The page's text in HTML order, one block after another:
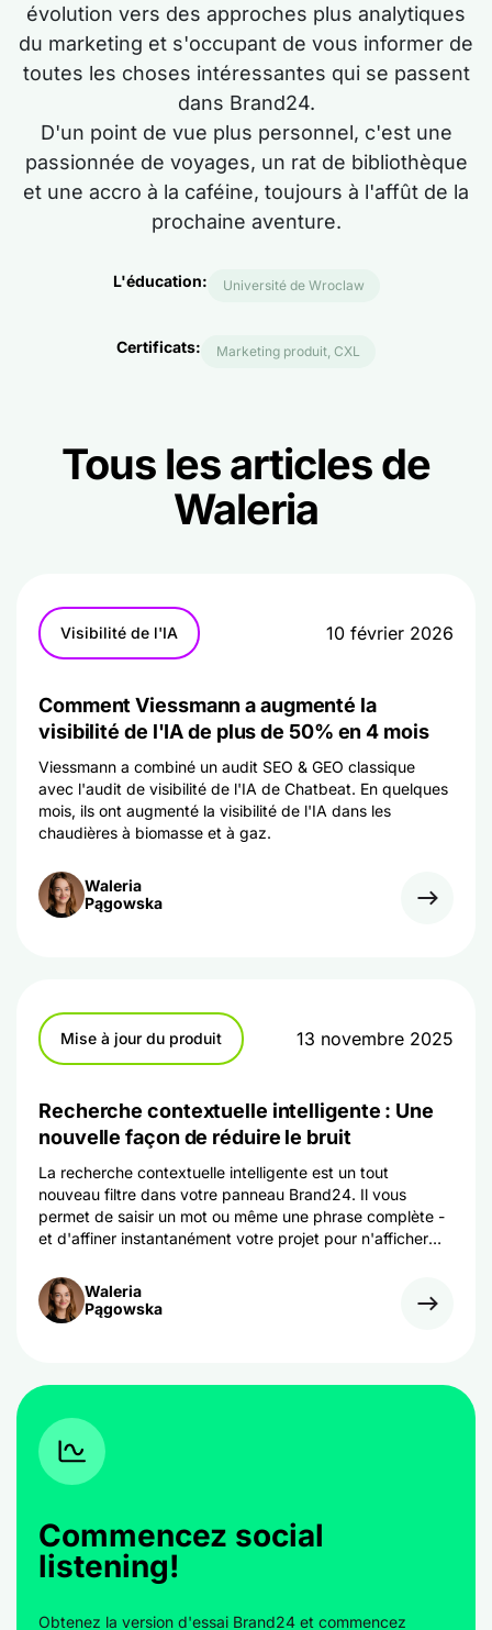
évolution vers des approches plus analytiques
du marketing et s'occupant de vous informer de
toutes les choses intéressantes qui se passent
dans Brand24.
D'un point de vue plus personnel, c'est une
passionnée de voyages, un rat de bibliothèque
et une accro à la caféine, toujours à l'affût de la
prochaine aventure.
L'éducation: Université de Wroclaw
Certificats: Marketing produit, CXL
Tous les articles de
Waleria
Visibilité de l'IA 10 février 2026
Comment Viessmann a augmenté la
visibilité de l'IA de plus de 50% en 4 mois
Viessmann a combiné un audit SEO & GEO classique
avec l'audit de visibilité de l'IA de Chatbeat. En quelques
mois, ils ont augmenté la visibilité de l'IA dans les
chaudières à biomasse et à gaz.
Waleria
Pągowska
Mise à jour du produit 13 novembre 2025
Recherche contextuelle intelligente : Une
nouvelle façon de réduire le bruit
La recherche contextuelle intelligente est un tout
nouveau filtre dans votre panneau Brand24. Il vous
permet de saisir un mot ou même une phrase complète -
et d'affiner instantanément votre projet pour n'afficher
Waleria
Pągowska
Commencez social
listening!
Obtenez la version d'essai Brand24 et commencez